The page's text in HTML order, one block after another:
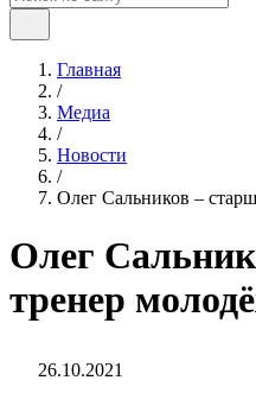
Главная
/
Медиа
/
Новости
/
Олег Сальников –
Олег
тренер
26.10.2021